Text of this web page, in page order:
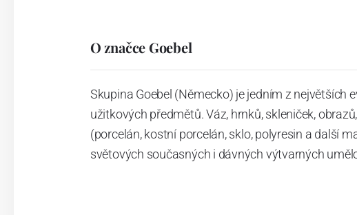
O značce Goebel
Skupina Goebel (Německo) je jedním z
užitkových předmětů. Váz, hrnků, skleniček,
(porcelán, kostní porcelán, sklo, polyresin a další
světových současných i dávných výtvarných